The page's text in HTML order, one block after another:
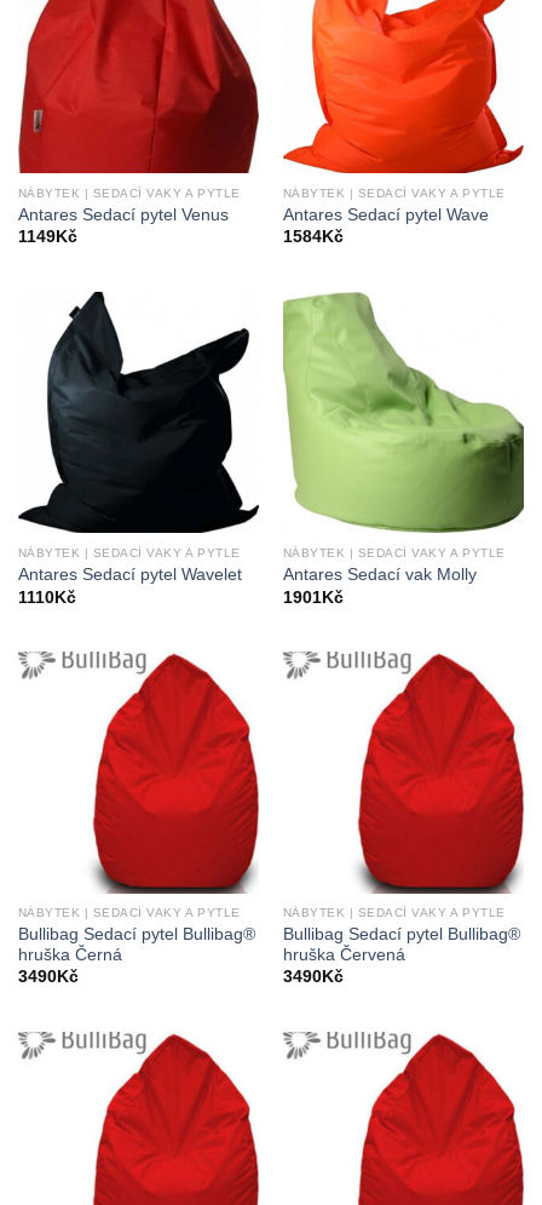
NÁBYTEK | SEDACÍ VAKY A PYTLE
Antares Sedací pytel Venus
1149Kč
NÁBYTEK | SEDACÍ VAKY A PYTLE
Antares Sedací pytel Wave
1584Kč
NÁBYTEK | SEDACÍ VAKY A PYTLE
Antares Sedací pytel Wavelet
1110Kč
NÁBYTEK | SEDACÍ VAKY A PYTLE
Antares Sedací vak Molly
1901Kč
NÁBYTEK | SEDACÍ VAKY A PYTLE
Bullibag Sedací pytel Bullibag®
hruška Černá
3490Kč
NÁBYTEK | SEDACÍ VAKY A PYTLE
Bullibag Sedací pytel Bullibag®
hruška Červená
3490Kč